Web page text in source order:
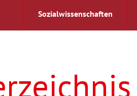
Sozialwissenschaften